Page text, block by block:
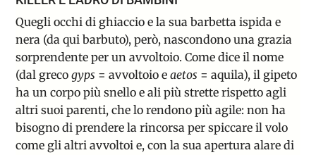
Quegli occhi di ghiaccio e la sua barbetta ispida e
nera (da qui barbuto), però, nascondono una grazia
sorprendente per un avvoltoio. Come dice il nome
(dal grecogyps = avvoltoio eaetos = aquila), il gipeto
ha un corpo più snello e ali più strette rispetto agli
altri suoi parenti, che lo rendono più agile: non ha
bisogno di prendere la rincorsa per spiccare il volo
come gli altri avvoltoi e, con la sua apertura alare di